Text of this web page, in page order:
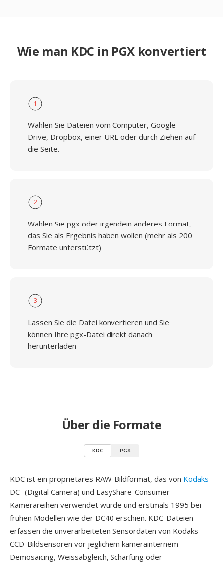
Wie man KDC in PGX konvertiert
1
Wählen Sie Dateien vom Computer, Google
Drive, Dropbox, einer URL oder durch Ziehen auf
die Seite.
2
Wählen Sie pgx oder irgendein anderes Format,
das Sie als Ergebnis haben wollen (mehr als 200
Formate unterstützt)
3
Lassen Sie die Datei konvertieren und Sie
können Ihre pgx-Datei direkt danach
herunterladen
Über die Formate
KDC PGX
KDC ist ein proprietäres RAW-Bildformat, das von Kodaks
DC- (Digital Camera) und EasyShare-Consumer-
Kamerareihen verwendet wurde und erstmals 1995 bei
frühen Modellen wie der DC40 erschien. KDC-Dateien
erfassen die unverarbeiteten Sensordaten von Kodaks
CCD-Bildsensoren vor jeglichem kamerainternem
Demosaicing, Weissabgleich, Schärfung oder